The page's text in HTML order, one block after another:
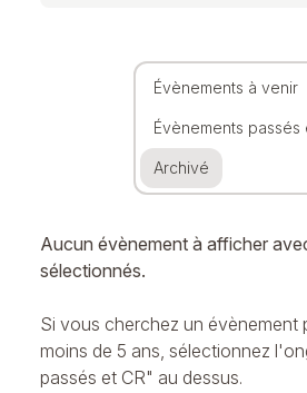
Évènements à venir
Évènements passés
Archivé
Aucun évènement à afficher
sélectionnés.
Si vous cherchez un évènement
moins de 5 ans, sélectionnez
passés et CR" au dessus.